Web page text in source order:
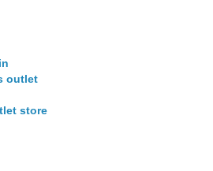
outlet
store